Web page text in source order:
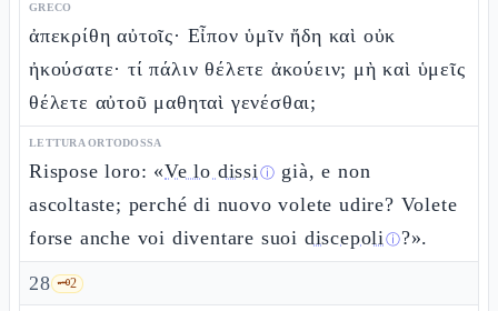
GRECO
ἀπεκρίθη αὐτοῖς· Εἶπον ὑμῖν ἤδη καὶ οὐκ
ἠκούσατε· τί πάλιν θέλετε ἀκούειν; μὴ καὶ ὑμεῖς
θέλετε αὐτοῦ μαθηταὶ γενέσθαι;
LETTURA ORTODOSSA
Rispose loro: «Ve lo dissiⓘ già, e non
ascoltaste; perché di nuovo volete udire? Volete
forse anche voi diventare suoi discepoliⓘ?».
28 🗝️2